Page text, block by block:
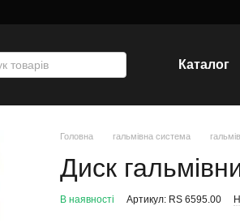
Каталог
Головна гальмівна система
Диск
В наявності Артикул: RS 6595.00